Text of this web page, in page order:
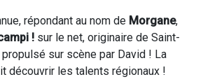
répondant au nom de Morgane,
! sur le net, originaire de Saint-
sur scène par David ! La
découvrir les talents régionaux !